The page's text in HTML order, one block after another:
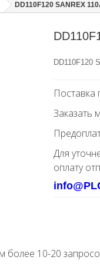
DD110F120 SANREX
DD110F120
Поставка
Заказать
Для
оплату
10-20